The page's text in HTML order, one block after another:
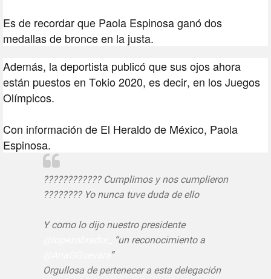
Es de recordar que Paola Espinosa ganó dos
medallas de bronce en la justa.
Además, la deportista publicó que sus ojos ahora
están puestos en Tokio 2020, es decir, en los Juegos
Olímpicos.
Con información de El Heraldo de México, Paola
Espinosa.
???????????? Cumplimos y nos cumplieron
???????? Yo nunca tuve duda de ello
Y como lo dijo nuestro presidente
“un reconocimiento a
”
Orgullosa de pertenecer a esta delegación